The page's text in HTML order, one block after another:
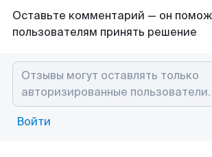
Оставьте комментарий — он
пользователям принять решение
Войти